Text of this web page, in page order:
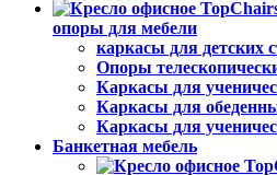
опоры для мебели
каркасы для детских
Опоры
Каркасы для
Каркасы для
Каркасы для
Банкетная мебель